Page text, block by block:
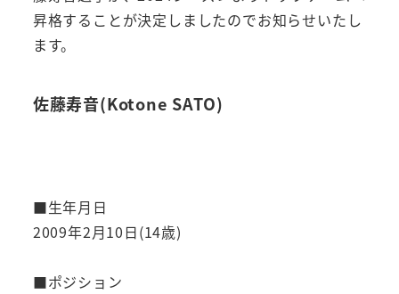
昇格することが決定しましたのでお知らせいたし
ます。
佐藤寿音(Kotone SATO)
■生年月日
2009年2月10日(14歳)
■ポジション